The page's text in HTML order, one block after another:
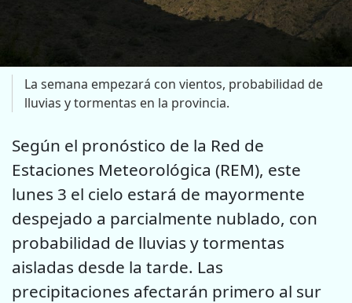
La semana empezará con vientos, probabilidad de
lluvias y tormentas en la provincia.
Según el pronóstico de la Red de
Estaciones Meteorológica (REM), este
lunes 3 el cielo estará de mayormente
despejado a parcialmente nublado, con
probabilidad de lluvias y tormentas
aisladas desde la tarde. Las
precipitaciones afectarán primero al sur